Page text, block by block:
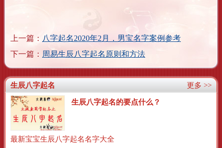
上一篇： 八字起名2020年2月，男宝名字案例参考
下一篇： 周易生辰八字起名原则和方法
更多 >>
生辰八字起名
生辰八字起名的要点什么？
最新宝宝生辰八字起名名字大全